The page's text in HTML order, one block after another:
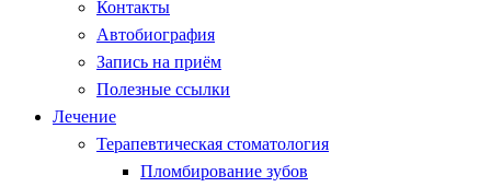
Контакты
Автобиография
Запись на приём
Полезные ссылки
Лечение
Терапевтическая стоматология
Пломбирование зубов